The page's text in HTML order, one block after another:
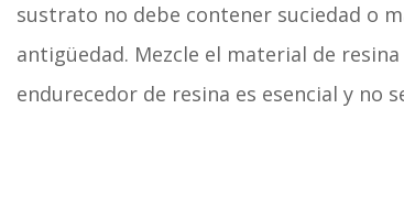
sustrato no debe contener suciedad o
antigüedad. Mezcle el material de
endurecedor de resina es esencial y no